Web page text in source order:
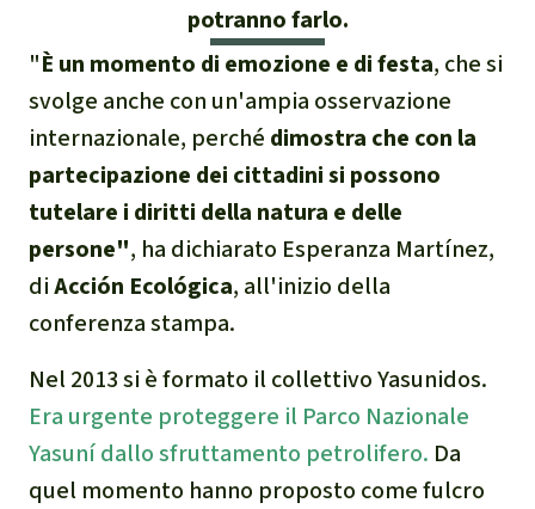
Biodiversità
Miniere
Landgrabbing
Difensori e Difensore
MDL
Chimalapas
Incendi
Français
Indonesia
potranno farlo.
"È un momento di emozione e di festa, che si
svolge anche con un'ampia osservazione
internazionale, perché dimostra che con la
partecipazione dei cittadini si possono
tutelare i diritti della natura e delle
persone", ha dichiarato Esperanza Martínez,
diAcción Ecológica, all'inizio della
conferenza stampa.
Nel 2013 si è formato il collettivo Yasunidos.
Era urgente proteggere il Parco Nazionale
Yasuní dallo sfruttamento petrolifero. Da
quel momento hanno proposto come fulcro